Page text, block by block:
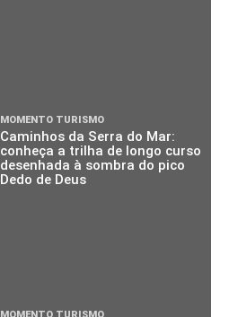
MOMENTO TURISMO
Caminhos da Serra do Mar:
conheça a trilha de longo curso
desenhada à sombra do pico
Dedo de Deus